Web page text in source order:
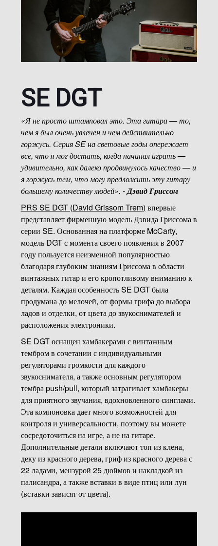
SE DGT
«Я не просто штамповал это. Эта гитара — то,
чем я был очень увлечен и чем действительно
горжусь. Серия SE на световые годы опережает
все, что я мог достать, когда начинал играть —
удивительно, как далеко продвинулось качество — и
я горжусь тем, что могу предложить эту гитару
большему количеству людей». -Дэвид Гриссом
PRS SE DGT (David Grissom Trem) впервые
представляет фирменную модель Дэвида Гриссома в
серии SE. Основанная на платформе McCarty,
модель DGT с момента своего появления в 2007
году пользуется неизменной популярностью
благодаря глубоким знаниям Гриссома в области
винтажных гитар и его кропотливому вниманию к
деталям. Каждая особенность SE DGT была
продумана до мелочей, от формы грифа до выбора
ладов и отделки, от цвета до звукоснимателей и
расположения электроники.
SE DGT оснащен хамбакерами с винтажным
тембром в сочетании с индивидуальными
регуляторами громкости для каждого
звукоснимателя, а также основным регулятором
тембра push/pull, который затрагивает хамбакеры
для приятного звучания, вдохновленного синглами.
Эта компоновка дает много возможностей для
контроля и универсальности, поэтому вы можете
сосредоточиться на игре, а не на гитаре.
Дополнительные детали включают топ из клена,
деку из красного дерева, гриф из красного дерева с
22 ладами, мензурой 25 дюймов и накладкой из
палисандра, а также вставки в виде птиц или лун
(вставки зависят от цвета).